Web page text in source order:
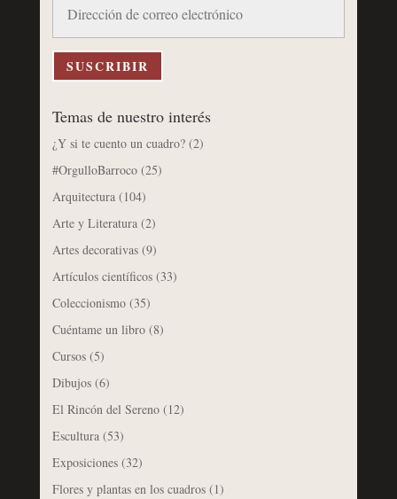
correo
electrónico
SUSCRIBIR
Temas de nuestro interés
¿Y si te cuento un cuadro?(2)
#OrgulloBarroco(25)
Arquitectura(104)
Arte y Literatura(2)
Artes decorativas(9)
Artículos científicos(33)
Coleccionismo(35)
Cuéntame un libro(8)
Cursos(5)
Dibujos(6)
El Rincón del Sereno(12)
Escultura(53)
Exposiciones(32)
Flores y plantas en los cuadros(1)